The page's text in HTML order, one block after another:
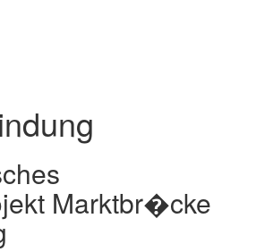
Marktbr�cke